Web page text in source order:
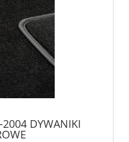
2004 DYWANIKI